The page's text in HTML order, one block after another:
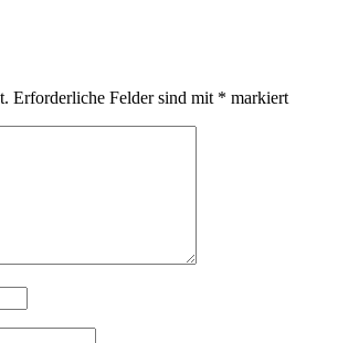
Erforderliche Felder sind mit * markiert